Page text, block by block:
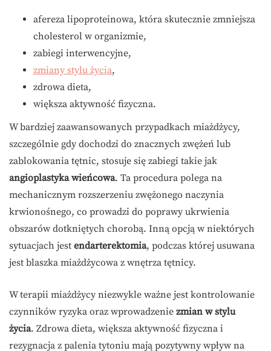
afereza lipoproteinowa, która skutecznie zmniejsza
cholesterol w organizmie,
zabiegi interwencyjne,
zmiany stylu życia,
zdrowa dieta,
większa aktywność fizyczna.
W bardziej zaawansowanych przypadkach miażdżycy,
szczególnie gdy dochodzi do znacznych zwężeń lub
zablokowania tętnic, stosuje się zabiegi takie jak
angioplastyka wieńcowa. Ta procedura polega na
mechanicznym rozszerzeniu zwężonego naczynia
krwionośnego, co prowadzi do poprawy ukrwienia
obszarów dotkniętych chorobą. Inną opcją w niektórych
sytuacjach jest endarterektomia, podczas której usuwana
jest blaszka miażdżycowa z wnętrza tętnicy.
W terapii miażdżycy niezwykle ważne jest kontrolowanie
czynników ryzyka oraz wprowadzenie zmian w stylu
życia. Zdrowa dieta, większa aktywność fizyczna i
rezygnacja z palenia tytoniu mają pozytywny wpływ na